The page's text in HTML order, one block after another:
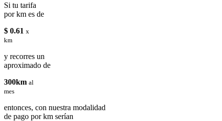
Si tu tarifa
por km es de
$ 0.61 x
km
y recorres un
aproximado de
300km al
mes
entonces, con nuestra modalidad
de pago por km serían